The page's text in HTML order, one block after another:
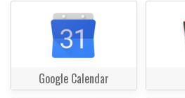
Google Calendar